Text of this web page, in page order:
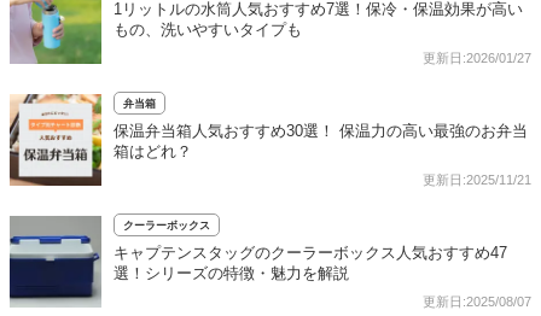
1リットルの水筒人気おすすめ7選！保冷・保温効果が高い
もの、洗いやすいタイプも
更新日:2026/01/27
弁当箱
保温弁当箱人気おすすめ30選！ 保温力の高い最強のお弁当
箱はどれ？
更新日:2025/11/21
クーラーボックス
キャプテンスタッグのクーラーボックス人気おすすめ47
選！シリーズの特徴・魅力を解説
更新日:2025/08/07